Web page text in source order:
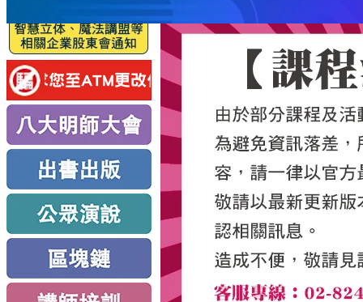
新
思
路